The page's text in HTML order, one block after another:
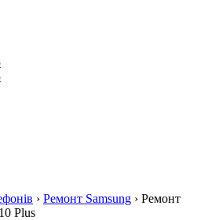
› Ремонт Samsung › Ремонт
Plus